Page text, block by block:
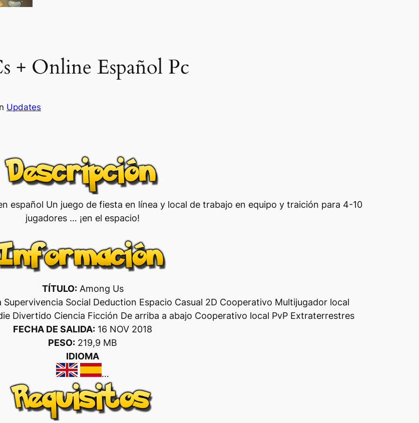
+ Online Español Pc
Updates
español Un juego de fiesta en línea y local de trabajo en equipo y traición para 4-10
jugadores … ¡en el espacio!
TÍTULO:Among Us
Social Deduction Espacio Casual 2D Cooperativo Multijugador local
Divertido Ciencia Ficción De arriba a abajo Cooperativo local PvP Extraterrestres
FECHA DE SALIDA: 16 NOV 2018
PESO: 219,9 MB
IDIOMA
…